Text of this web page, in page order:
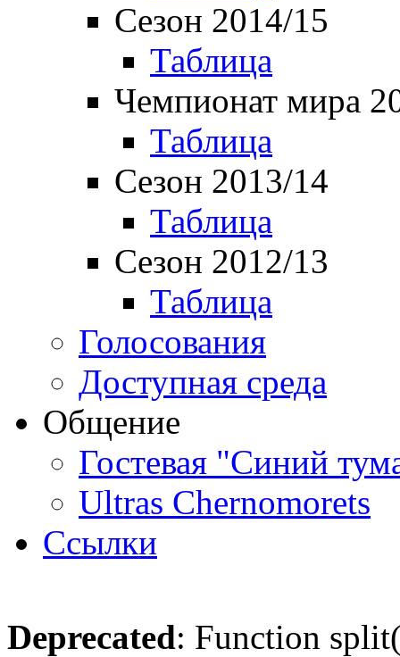
Сезон 2014/15
Таблица
Чемпионат мира
Таблица
Сезон 2013/14
Таблица
Сезон 2012/13
Таблица
Голосования
Доступная среда
Общение
Гостевая "Синий
Ultras Chernomorets
Ссылки
Deprecated: Function